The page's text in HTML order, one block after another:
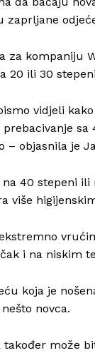
zaprljane
za kompaniju
20 ili 30
vidjeli
– objasnila je
40 stepeni
više
i na niskim
koja je
novca.
može